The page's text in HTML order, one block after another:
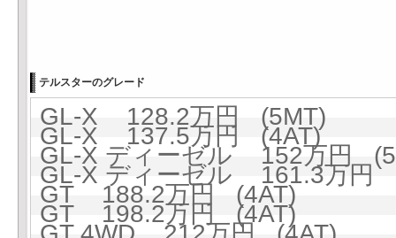
テルスターのグレード
GL-X 128.2万円 (5MT)
GL-X 137.5万円 (4AT)
GL-X ディーゼル 152万円
GL-X ディーゼル 161.3万円
GT 188.2万円 (4AT)
GT 198.2万円 (4AT)